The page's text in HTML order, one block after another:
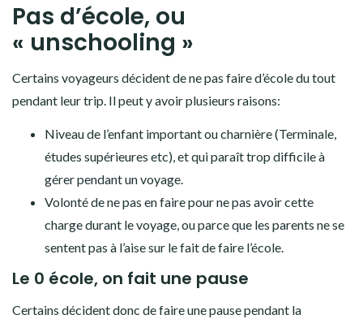
Pas d’école, ou
« unschooling »
Certains voyageurs décident de ne pas faire d’école du tout
pendant leur trip. Il peut y avoir plusieurs raisons:
Niveau de l’enfant important ou charnière (Terminale,
études supérieures etc), et qui paraît trop difficile à
gérer pendant un voyage.
Volonté de ne pas en faire pour ne pas avoir cette
charge durant le voyage, ou parce que les parents ne se
sentent pas à l’aise sur le fait de faire l’école.
Le 0 école, on fait une pause
Certains décident donc de faire une pause pendant la